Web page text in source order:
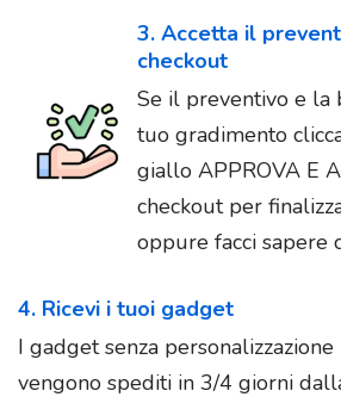
3. Accetta il
checkout
Se il preventivo e la
tuo gradimento
giallo APPROVA E
checkout per
oppure facci sapere
4. Ricevi i tuoi gadget
I gadget senza personalizzazione
vengono spediti in 3/4 giorni